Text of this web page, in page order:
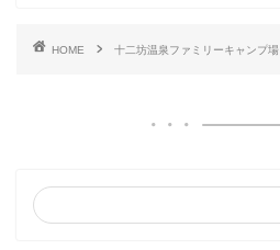
HOME 十二坊温泉ファミリーキャンプ場